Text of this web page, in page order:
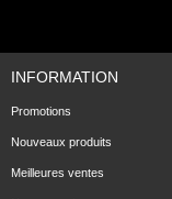
INFORMATION
Promotions
Nouveaux produits
Meilleures ventes